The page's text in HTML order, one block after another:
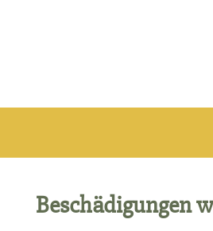
Beschädigungen